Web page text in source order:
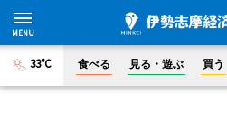
33°C 食べる 見る・遊ぶ 買う